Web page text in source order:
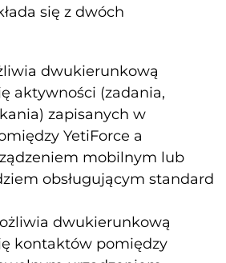
się z dwóch
dwukierunkową
aktywności (zadania,
zapisanych w
YetiForce a
mobilnym lub
obsługującym standard
dwukierunkową
kontaktów pomiędzy